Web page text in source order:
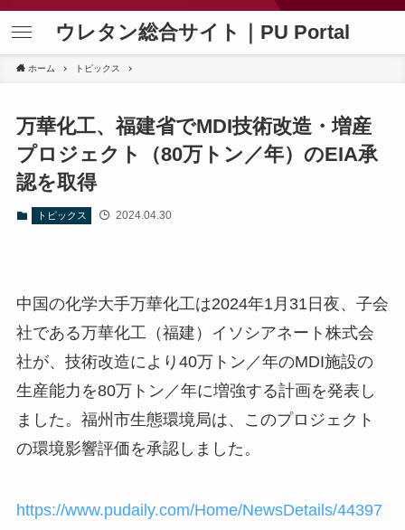
ウレタン総合サイト｜PU Portal
ホーム トピックス
万華化工、福建省でMDI技術改造・増産
プロジェクト（80万トン／年）のEIA承
認を取得
トピックス 2024.04.30
中国の化学大手万華化工は2024年1月31日夜、子会
社である万華化工（福建）イソシアネート株式会
社が、技術改造により40万トン／年のMDI施設の
生産能力を80万トン／年に増強する計画を発表し
ました。福州市生態環境局は、このプロジェクト
の環境影響評価を承認しました。
https://www.pudaily.com/Home/NewsDetails/44397